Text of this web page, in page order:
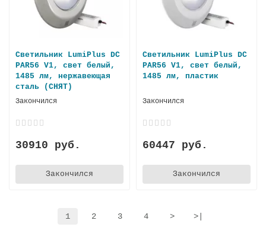
Светильник LumiPlus DC
PAR56 V1, свет белый,
1485 лм, нержавеющая
сталь (СНЯТ)
Закончился
30910 руб.
Закончился
Светильник LumiPlus DC
PAR56 V1, свет белый,
1485 лм, пластик
Закончился
60447 руб.
Закончился
1 2 3 4 > >|